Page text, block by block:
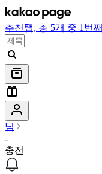
추천 탭, 총 5개 중 1번째
님
-
충전